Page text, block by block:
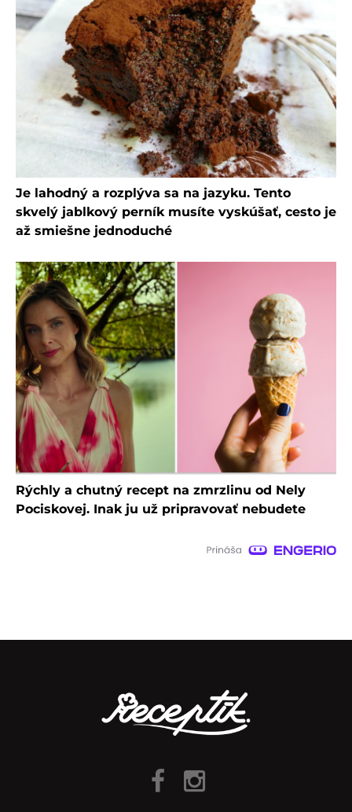
Je lahodný a rozplýva sa na jazyku. Tento
skvelý jablkový perník musíte vyskúšať, cesto je
až smiešne jednoduché
Rýchly a chutný recept na zmrzlinu od Nely
Pociskovej. Inak ju už pripravovať nebudete